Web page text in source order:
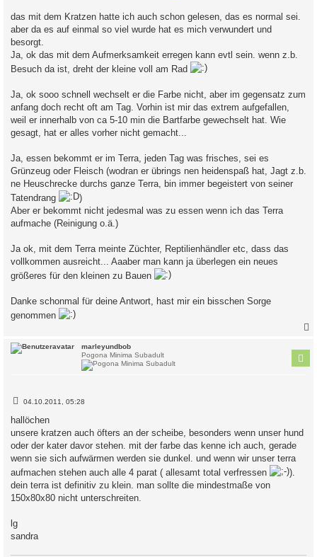
g
das mit dem Kratzen hatte ich auch schon gelesen, das es normal sei.
aber da es auf einmal so viel wurde hat es mich verwundert und
besorgt.
Ja, ok das mit dem Aufmerksamkeit erregen kann evtl sein. wenn z.b.
Besuch da ist, dreht der kleine voll am Rad
Ja, ok sooo schnell wechselt er die Farbe nicht, aber im gegensatz zum
anfang doch recht oft am Tag. Vorhin ist mir das extrem aufgefallen,
weil er innerhalb von ca 5-10 min die Bartfarbe gewechselt hat. Wie
gesagt, hat er alles vorher nicht gemacht...
Ja, essen bekommt er im Terra, jeden Tag was frisches, sei es
Grünzeug oder Fleisch (wodran er übrings nen heidenspaß hat, Jagt z.b.
ne Heuschrecke durchs ganze Terra, bin immer begeistert von seiner
Tatendrang
)
Aber er bekommt nicht jedesmal was zu essen wenn ich das Terra
aufmache (Reinigung o.ä.)
Ja ok, mit dem Terra meinte Züchter, Reptilienhändler etc, dass das
vollkommen ausreicht... Aaaber man kann ja überlegen ein neues
größeres für den kleinen zu Bauen
Danke schonmal für deine Antwort, hast mir ein bisschen Sorge
genommen
marleyundbob
Pogona Minima Subadult
B
i
t
r
g
04.10.2011, 05:28
hallöchen
unsere kratzen auch öfters an der scheibe, besonders wenn unser hund
oder der kater davor stehen. mit der farbe das kenne ich auch, gerade
wenn sie sich aufwärmen werden sie dunkel. und wenn wir unser terra
aufmachen stehen auch alle 4 parat ( allesamt total verfressen
).
dein terra ist definitiv zu klein. man sollte die mindestmaße von
150x80x80 nicht unterschreiten.
lg
sandra